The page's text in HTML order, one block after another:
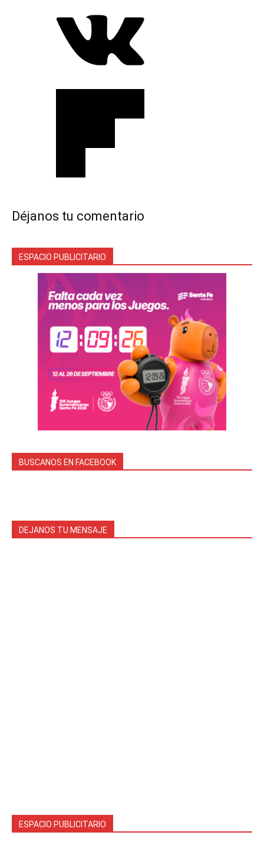
Déjanos tu comentario
ESPACIO PUBLICITARIO
BUSCANOS EN FACEBOOK
DEJANOS TU MENSAJE
ESPACIO PUBLICITARIO